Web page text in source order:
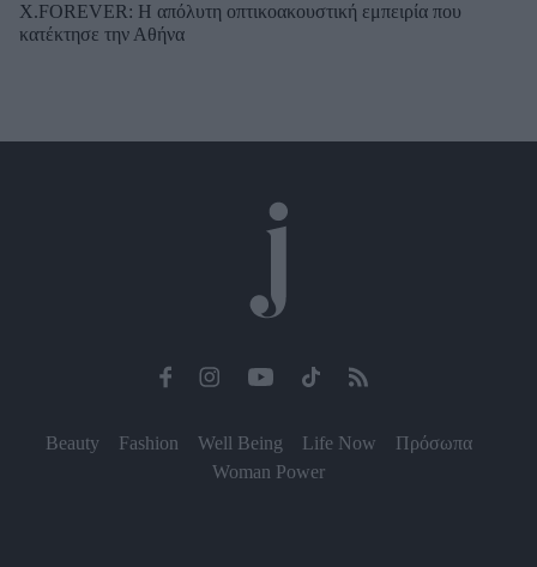
X.FOREVER: Η απόλυτη οπτικοακουστική εμπειρία που
κατέκτησε την Αθήνα
Beauty Fashion Well Being Life Now
Πρόσωπα
Woman Power